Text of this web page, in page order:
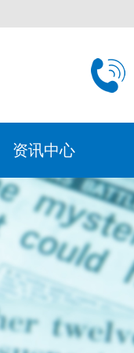
荣誉
直饮
备 污水
分集水
器 真空脱
医药
医院 城镇生
方法 产水
资讯中心
促销
服务
服务